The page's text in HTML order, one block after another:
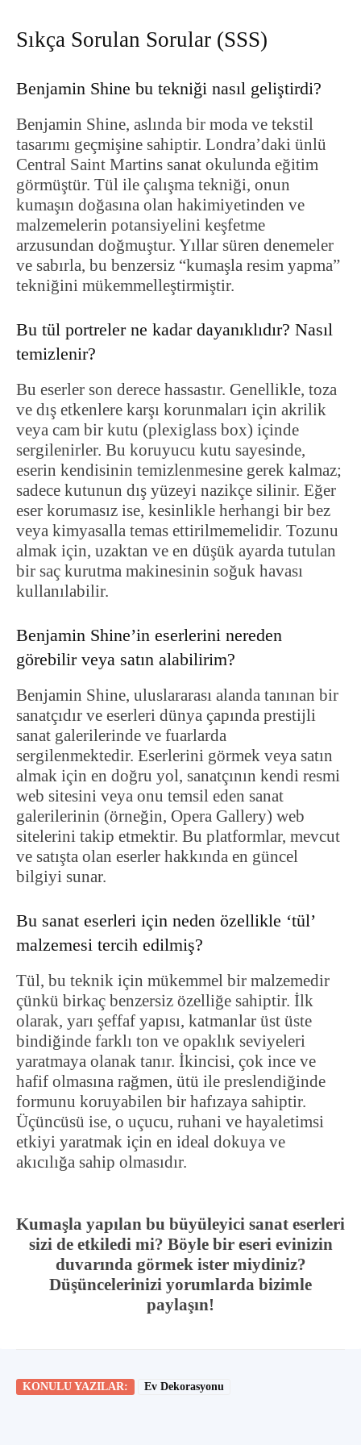
Sıkça Sorulan Sorular (SSS)
Benjamin Shine bu tekniği nasıl geliştirdi?
Benjamin Shine, aslında bir moda ve tekstil
tasarımı geçmişine sahiptir. Londra’daki ünlü
Central Saint Martins sanat okulunda eğitim
görmüştür. Tül ile çalışma tekniği, onun
kumaşın doğasına olan hakimiyetinden ve
malzemelerin potansiyelini keşfetme
arzusundan doğmuştur. Yıllar süren denemeler
ve sabırla, bu benzersiz “kumaşla resim yapma”
tekniğini mükemmelleştirmiştir.
Bu tül portreler ne kadar dayanıklıdır? Nasıl
temizlenir?
Bu eserler son derece hassastır. Genellikle, toza
ve dış etkenlere karşı korunmaları için akrilik
veya cam bir kutu (plexiglass box) içinde
sergilenirler. Bu koruyucu kutu sayesinde,
eserin kendisinin temizlenmesine gerek kalmaz;
sadece kutunun dış yüzeyi nazikçe silinir. Eğer
eser korumasız ise, kesinlikle herhangi bir bez
veya kimyasalla temas ettirilmemelidir. Tozunu
almak için, uzaktan ve en düşük ayarda tutulan
bir saç kurutma makinesinin soğuk havası
kullanılabilir.
Benjamin Shine’in eserlerini nereden
görebilir veya satın alabilirim?
Benjamin Shine, uluslararası alanda tanınan bir
sanatçıdır ve eserleri dünya çapında prestijli
sanat galerilerinde ve fuarlarda
sergilenmektedir. Eserlerini görmek veya satın
almak için en doğru yol, sanatçının kendi resmi
web sitesini veya onu temsil eden sanat
galerilerinin (örneğin, Opera Gallery) web
sitelerini takip etmektir. Bu platformlar, mevcut
ve satışta olan eserler hakkında en güncel
bilgiyi sunar.
Bu sanat eserleri için neden özellikle ‘tül’
malzemesi tercih edilmiş?
Tül, bu teknik için mükemmel bir malzemedir
çünkü birkaç benzersiz özelliğe sahiptir. İlk
olarak, yarı şeffaf yapısı, katmanlar üst üste
bindiğinde farklı ton ve opaklık seviyeleri
yaratmaya olanak tanır. İkincisi, çok ince ve
hafif olmasına rağmen, ütü ile preslendiğinde
formunu koruyabilen bir hafızaya sahiptir.
Üçüncüsü ise, o uçucu, ruhani ve hayaletimsi
etkiyi yaratmak için en ideal dokuya ve
akıcılığa sahip olmasıdır.
Kumaşla yapılan bu büyüleyici sanat eserleri
sizi de etkiledi mi? Böyle bir eseri evinizin
duvarında görmek ister miydiniz?
Düşüncelerinizi yorumlarda bizimle
paylaşın!
KONULU YAZILAR: Ev Dekorasyonu